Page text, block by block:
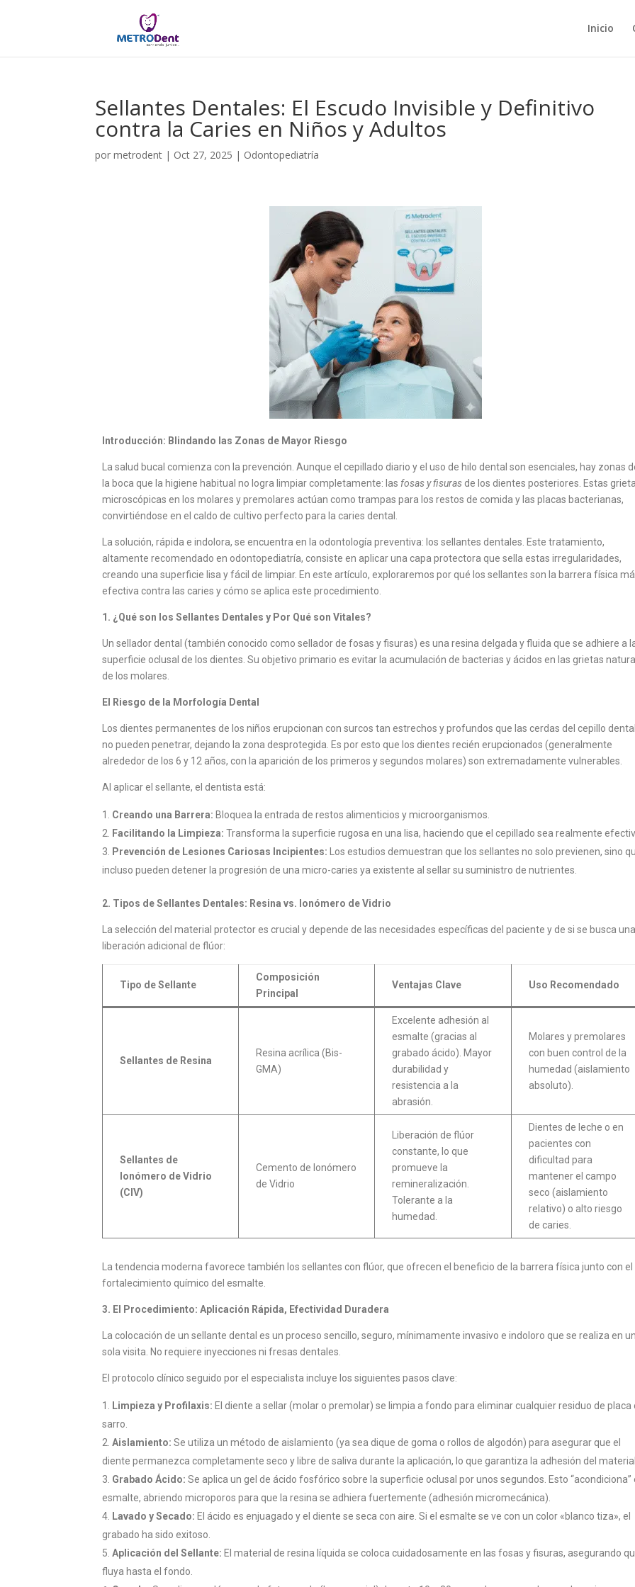
Inicio
Sellantes Dentales: El Escudo Invisible y Definitivo
contra la Caries en Niños y Adultos
pormetrodent | Oct 27, 2025 | Odontopediatría
Introducción: Blindando las Zonas de Mayor Riesgo
La salud bucal comienza con la prevención. Aunque el cepillado diario y el uso de hilo dental son esenciales, hay zonas
la boca que la higiene habitual no logra limpiar completamente: las fosas y fisuras de los dientes posteriores. Estas
microscópicas en los molares y premolares actúan como trampas para los restos de comida y las placas bacterianas,
convirtiéndose en el caldo de cultivo perfecto para la caries dental.
La solución, rápida e indolora, se encuentra en la odontología preventiva: los sellantes dentales. Este tratamiento,
altamente recomendado en odontopediatría, consiste en aplicar una capa protectora que sella estas irregularidades,
creando una superficie lisa y fácil de limpiar. En este artículo, exploraremos por qué los sellantes son la barrera física
efectiva contra las caries y cómo se aplica este procedimiento.
1. ¿Qué son los Sellantes Dentales y Por Qué son Vitales?
Un sellador dental (también conocido como sellador de fosas y fisuras) es una resina delgada y fluida que se adhiere a
superficie oclusal de los dientes. Su objetivo primario es evitar la acumulación de bacterias y ácidos en las grietas
de los molares.
El Riesgo de la Morfología Dental
Los dientes permanentes de los niños erupcionan con surcos tan estrechos y profundos que las cerdas del cepillo dental
no pueden penetrar, dejando la zona desprotegida. Es por esto que los dientes recién erupcionados (generalmente
alrededor de los 6 y 12 años, con la aparición de los primeros y segundos molares) son extremadamente vulnerables.
Al aplicar el sellante, el dentista está:
Creando una Barrera: Bloquea la entrada de restos alimenticios y microorganismos.
Facilitando la Limpieza: Transforma la superficie rugosa en una lisa, haciendo que el cepillado sea realmente
Prevención de Lesiones Cariosas Incipientes: Los estudios demuestran que los sellantes no solo previenen, sino
incluso pueden detener la progresión de una micro-caries ya existente al sellar su suministro de nutrientes.
2. Tipos de Sellantes Dentales: Resina vs. Ionómero de Vidrio
La selección del material protector es crucial y depende de las necesidades específicas del paciente y de si se busca una
liberación adicional de flúor:
Tipo de Sellante
Composición
Principal
Ventajas Clave Uso Recomendado
Sellantes de Resina
Resina acrílica (Bis-
GMA)
Excelente adhesión al
esmalte (gracias al
grabado ácido). Mayor
durabilidad y
resistencia a la
abrasión.
Molares y premolares
con buen control de la
humedad (aislamiento
absoluto).
Sellantes de
Ionómero de Vidrio
(CIV)
Cemento de Ionómero
de Vidrio
Liberación de flúor
constante, lo que
promueve la
remineralización.
Tolerante a la
humedad.
Dientes de leche o en
pacientes con
dificultad para
mantener el campo
seco (aislamiento
relativo) o alto riesgo
de caries.
La tendencia moderna favorece también los sellantes con flúor, que ofrecen el beneficio de la barrera física junto con el
fortalecimiento químico del esmalte.
3. El Procedimiento: Aplicación Rápida, Efectividad Duradera
La colocación de un sellante dental es un proceso sencillo, seguro, mínimamente invasivo e indoloro que se realiza en
sola visita. No requiere inyecciones ni fresas dentales.
El protocolo clínico seguido por el especialista incluye los siguientes pasos clave:
Limpieza y Profilaxis: El diente a sellar (molar o premolar) se limpia a fondo para eliminar cualquier residuo de placa
sarro.
Aislamiento: Se utiliza un método de aislamiento (ya sea dique de goma o rollos de algodón) para asegurar que el
diente permanezca completamente seco y libre de saliva durante la aplicación, lo que garantiza la adhesión del material.
Grabado Ácido: Se aplica un gel de ácido fosfórico sobre la superficie oclusal por unos segundos. Esto “acondiciona”
esmalte, abriendo microporos para que la resina se adhiera fuertemente (adhesión micromecánica).
Lavado y Secado: El ácido es enjuagado y el diente se seca con aire. Si el esmalte se ve con un color «blanco tiza», el
grabado ha sido exitoso.
Aplicación del Sellante: El material de resina líquida se coloca cuidadosamente en las fosas y fisuras, asegurando
fluya hasta el fondo.